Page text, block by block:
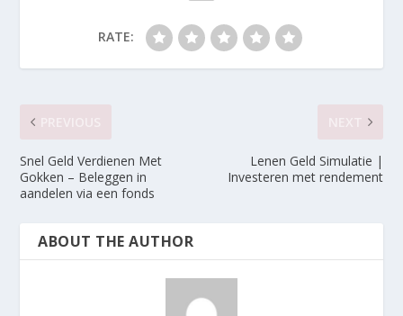
RATE:
Snel Geld Verdienen Met
Gokken – Beleggen in
aandelen via een fonds
Lenen Geld Simulatie |
Investeren met rendement
ABOUT THE AUTHOR